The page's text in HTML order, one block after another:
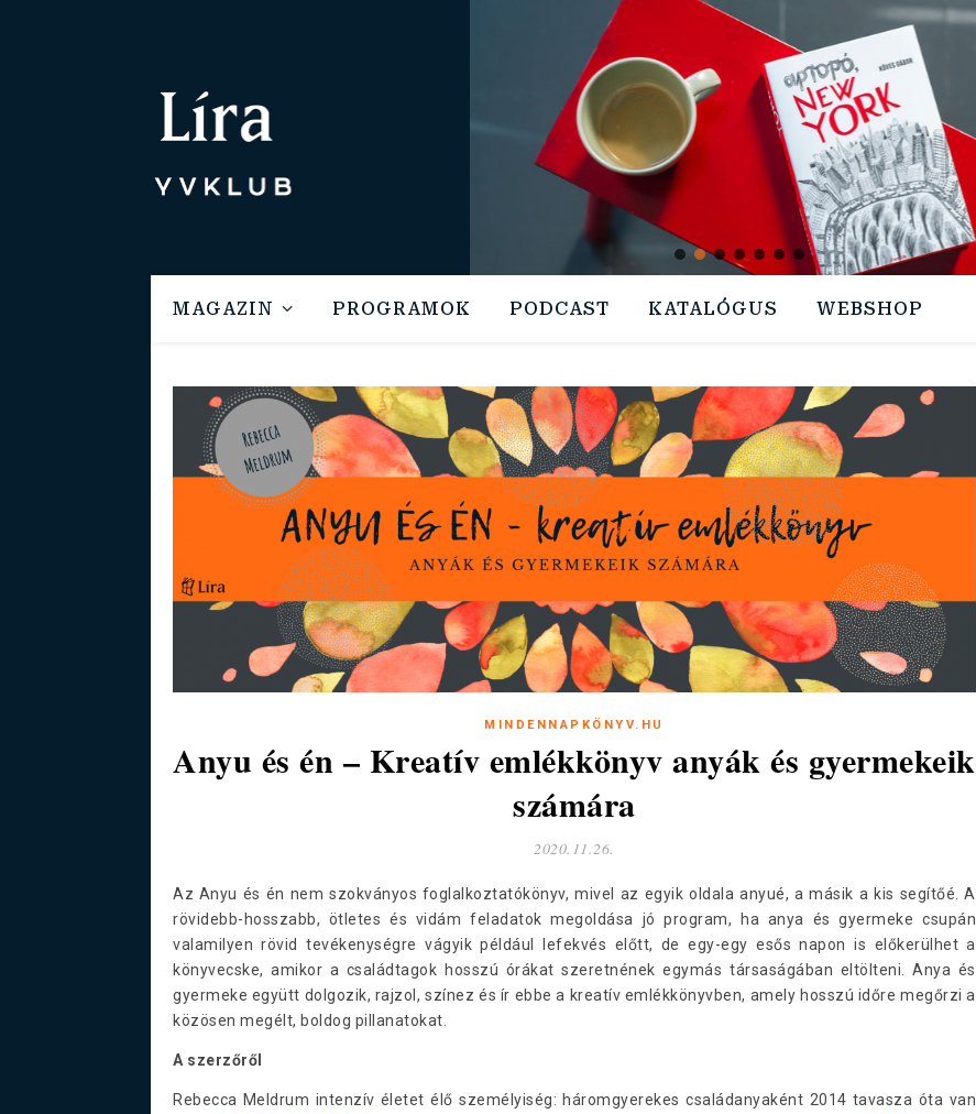
MAGAZIN PROGRAMOK PODCAST KATALÓGUS WEBSHOP
MINDENNAPKÖNYV.HU
Anyu és én – Kreatív emlékkönyv anyák és gyermekeik
számára
2020.11.26.
Az Anyu és én nem szokványos foglalkoztatókönyv, mivel az egyik oldala anyué, a másik a kis segítőé. A
rövidebb-hosszabb, ötletes és vidám feladatok megoldása jó program, ha anya és gyermeke csupán
valamilyen rövid tevékenységre vágyik például lefekvés előtt, de egy-egy esős napon is előkerülhet a
könyvecske, amikor a családtagok hosszú órákat szeretnének egymás társaságában eltölteni. Anya és
gyermeke együtt dolgozik, rajzol, színez és ír ebbe a kreatív emlékkönyvben, amely hosszú időre megőrzi a
közösen megélt, boldog pillanatokat.
A szerzőről
Rebecca Meldrum intenzív életet élő személyiség: háromgyerekes családanyaként 2014 tavasza óta van